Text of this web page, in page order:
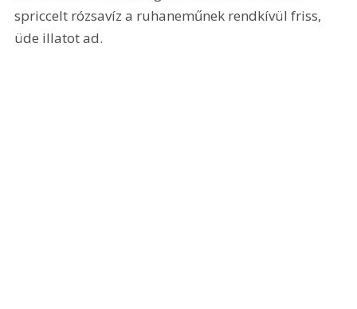
spriccelt rózsavíz a ruhaneműnek rendkívül friss,
üde illatot ad.